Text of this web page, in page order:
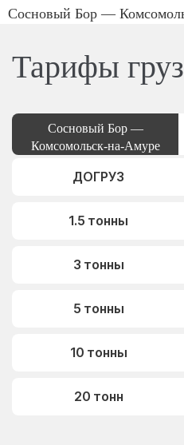
Сосновый Бор —
Тарифы
Сосновый Бор —
Комсомольск-на-Амуре
ДОГРУЗ
1.5 тонны
3 тонны
5 тонны
10 тонны
20 тонн